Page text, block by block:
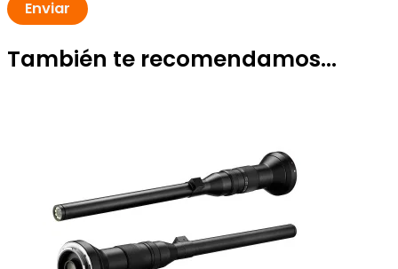
También te recomendamos…